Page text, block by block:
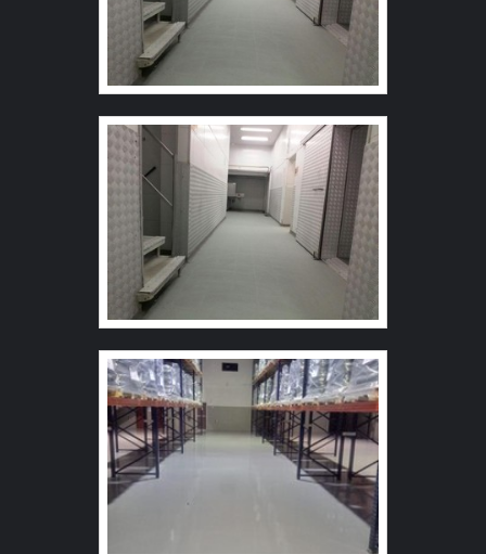
selador epoxi para piso , mais do que visar apenas
lucratividade, deve oferecer produtos e serviços que
tenham ótima qualidade e precisão, pontos importantes
visam apenas o lucro, deixando a desejar nos outros
conhecimento e autoridade em sua área de atuação. Os
motivos pelos quais a Revest Group é destaque sempre
que precisar de selador epoxi para piso : Comprometida
com os serviços; Responsável; Altamente qualificada;
DO SEGMENTO Apenas na Revest Group tem o que há
de melhor no mercado de selador epoxi para piso . São
opções variadas que a empresa oferece, como
argamassado epoxi e sistema híbrido multicamadas. É
conhecida por ser comprometida com os serviços e
responsável, qualificações possíveis pelo fato de a
empresa possuir escritório de alta qualidade onde são
realizadas as atividades e tecnologia de ponta. Esses
fatores, somados a um time com colaboradores proativos